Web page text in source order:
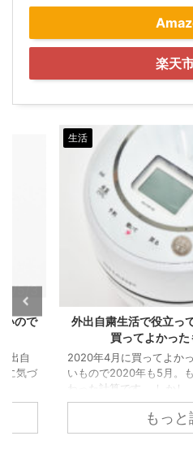
楽天
5/4
年4月
介 早
1が終
モノ 生活
ダイソンの高級ド
Supersonic ionic
噂のドライヤーを購入し
ライヤー『Dyson
しい」とは聞いていたの
になかなか手が出ません
思い切って購入。 それか
すが、結論から言うと本
もっと